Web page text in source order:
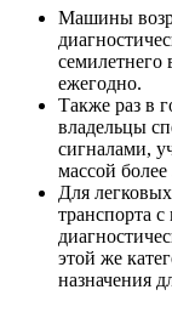
Машины
семилетнего
ежегодно.
Также раз в
владельцы
сигналами,
массой
Для
транспорта
этой же
назначения